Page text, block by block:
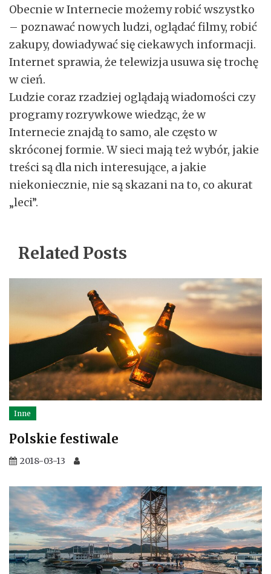
Obecnie w Internecie możemy robić wszystko
– poznawać nowych ludzi, oglądać filmy, robić
zakupy, dowiadywać się ciekawych informacji.
Internet sprawia, że telewizja usuwa się trochę
w cień.
Ludzie coraz rzadziej oglądają wiadomości czy
programy rozrywkowe wiedząc, że w
Internecie znajdą to samo, ale często w
skróconej formie. W sieci mają też wybór, jakie
treści są dla nich interesujące, a jakie
niekoniecznie, nie są skazani na to, co akurat
„leci”.
Related Posts
Inne
Polskie festiwale
2018-03-13